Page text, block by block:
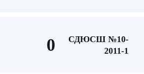
0
СДЮСШ №10-
2011-1